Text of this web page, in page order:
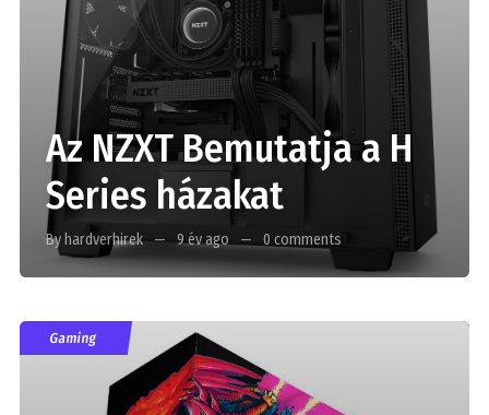
Az NZXT Bemutatja a H
Series házakat
By hardverhirek 9 év ago 0 comments
Gaming